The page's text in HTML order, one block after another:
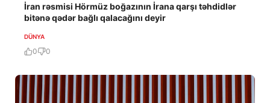
İran rəsmisi Hörmüz boğazının İrana qarşı təhdidlər
bitənə qədər bağlı qalacağını deyir
DÜNYA
0 0